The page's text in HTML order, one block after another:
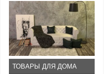
ТОВАРЫ ДЛЯ ДОМА